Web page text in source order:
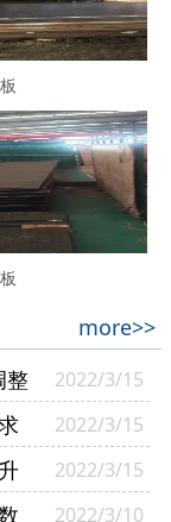
more>>
整
2022/3/15
2022/3/15
2022/3/15
2022/3/10